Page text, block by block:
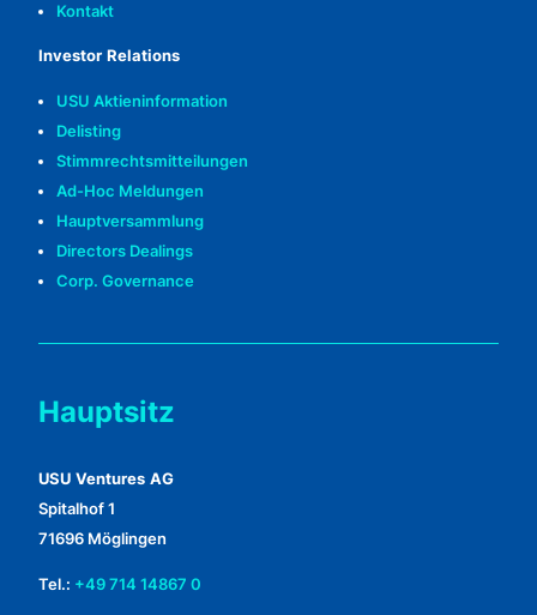
Kontakt
Investor Relations
USU Aktieninformation
Delisting
Stimmrechtsmitteilungen
Ad-Hoc Meldungen
Hauptversammlung
Directors Dealings
Corp. Governance
Hauptsitz
USU Ventures AG
Spitalhof 1
71696 Möglingen
Tel.: +49 714 14867 0